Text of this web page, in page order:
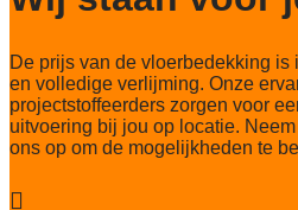
klasse 33 LC 1+ Rolstoel A
Thermische weerstand
0,17 m²C° / W
De prijs van de vloerbedekking is
en volledige verlijming. Onze
projectstoffeerders zorgen voor
uitvoering bij jou op locatie.
ons op om de mogelijkheden te
